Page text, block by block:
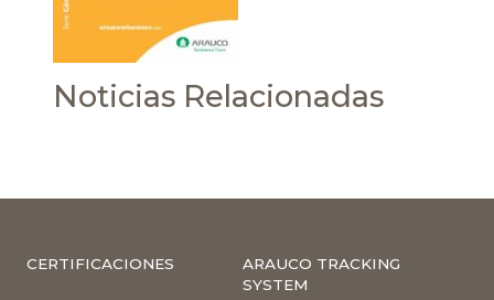
Noticias Relacionadas
CERTIFICACIONES
ARAUCO TRACKING
SYSTEM